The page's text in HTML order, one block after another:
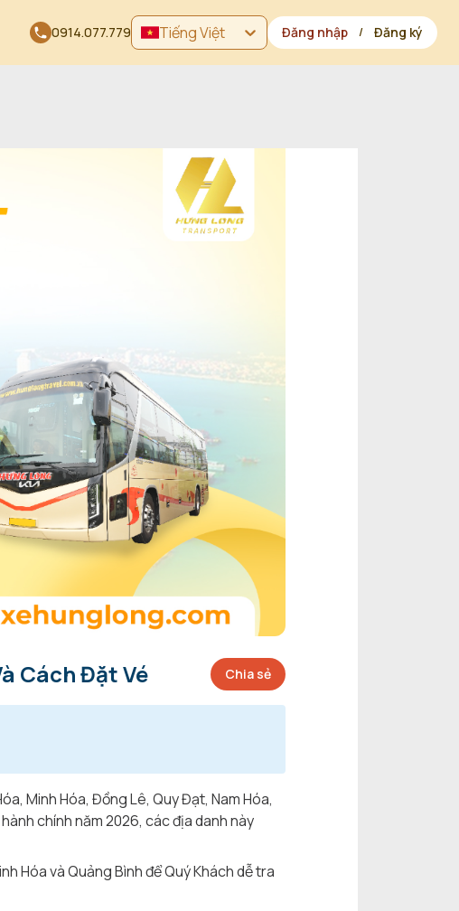
0914.077.779 Tiếng Việt Đăng nhập / Đăng ký
Cách Đặt Vé Chia sẻ
Minh Hóa, Đồng Lê, Quy Đạt, Nam Hóa,
chính năm 2026, các địa danh này
Hóa và Quảng Bình để Quý Khách dễ tra